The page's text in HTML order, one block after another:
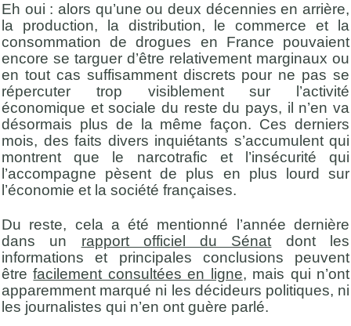
Eh oui : alors qu’une ou deux décennies en arrière,
la production, la distribution, le commerce et la
consommation de drogues en France pouvaient
encore se targuer d’être relativement marginaux ou
en tout cas suffisamment discrets pour ne pas se
répercuter trop visiblement sur l’activité
économique et sociale du reste du pays, il n’en va
désormais plus de la même façon. Ces derniers
mois, des faits divers inquiétants s’accumulent qui
montrent que le narcotrafic et l’insécurité qui
l’accompagne pèsent de plus en plus lourd sur
l’économie et la société françaises.
Du reste, cela a été mentionné l’année dernière
dans un rapport officiel du Sénat dont les
informations et principales conclusions peuvent
êtrefacilement consultées en ligne, mais qui n’ont
apparemment marqué ni les décideurs politiques, ni
les journalistes qui n’en ont guère parlé.